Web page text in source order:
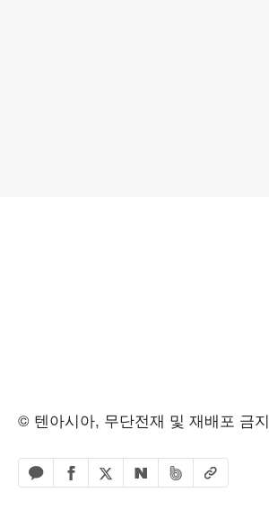
© 텐아시아, 무단전재 및 재배포 금지
카카오톡 공유하기
페이스북 공유하기
엑스 공유하기
네이버 공유하기
밴드 공유하기
URL복사